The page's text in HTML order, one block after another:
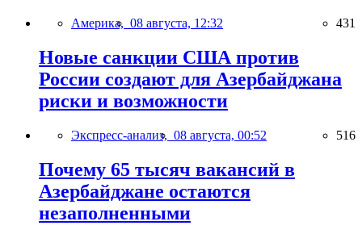
Америка, 08 августа, 12:32 431
Новые санкции США против
России создают для Азербайджана
риски и возможности
Экспресс-анализ, 08 августа, 00:52 516
Почему 65 тысяч вакансий в
Азербайджане остаются
незаполненными